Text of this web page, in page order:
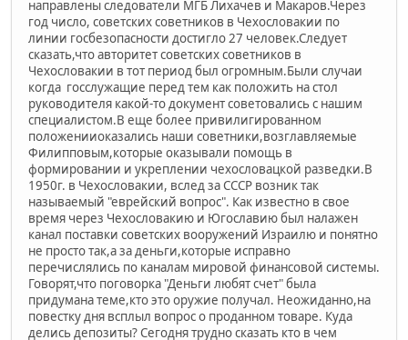
направлены следователи МГБ Лихачев и Макаров.Через
год число, советских советников в Чехословакии по
линии госбезопасности достигло 27 человек.Следует
сказать,что авторитет советских советников в
Чехословакии в тот период был огромным.Были случаи
когда госслужащие перед тем как положить на стол
руководителя какой-то документ советовались с нашим
специалистом.В еще более привилигированном
положенииоказались наши советники,возглавляемые
Филипповым,которые оказывали помощь в
формировании и укреплении чехословацкой разведки.В
1950г. в Чехословакии, вслед за СССР возник так
называемый "еврейский вопрос". Как известно в свое
время через Чехословакию и Югославию был налажен
канал поставки советских вооружений Израилю и понятно
не просто так,а за деньги,которые исправно
перечислялись по каналам мировой финансовой системы.
Говорят,что поговорка "Деньги любят счет" была
придумана теме,кто это оружие получал. Неожиданно,на
повестку дня всплыл вопрос о проданном товаре. Куда
делись депозиты? Сегодня трудно сказать кто в чем